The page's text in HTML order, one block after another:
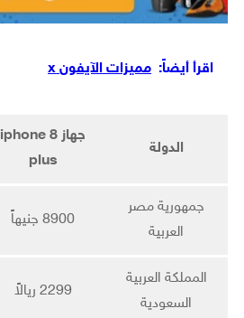
اقرأ أيضاً: مميزات الآيفون x
الدولة
جهاز iphone 8
plus
جمهورية مصر
العربية
8900 جنيهاً
المملكة العربية
السعودية
2299 ريالاً